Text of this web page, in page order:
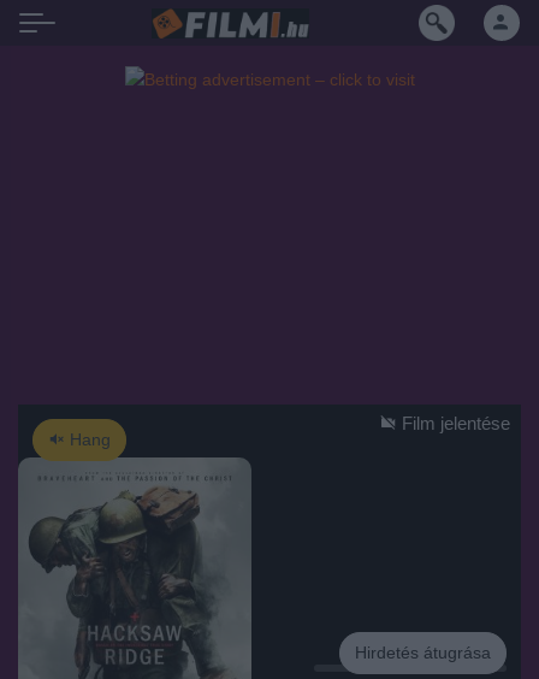
Hang
Hirdetés
Hirdetés átugrása
Film jelentése